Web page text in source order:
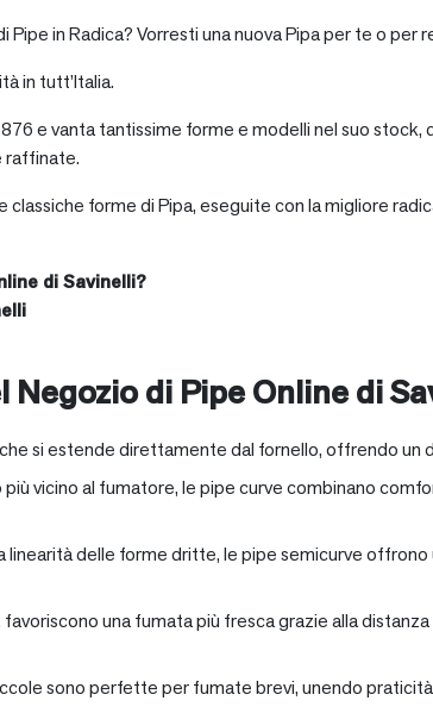
Pipe in Radica? Vorresti una nuova Pipa per te o per
in tutt’Italia.
e vanta tantissime forme e modelli nel suo stock,
raffinate.
forme di Pipa, eseguite con la migliore
di Savinelli?
di Pipe Online di
si estende direttamente dal fornello, offrendo un
vicino al fumatore, le pipe curve combinano
linearità delle forme dritte, le pipe semicurve
una fumata più fresca grazie alla
sono perfette per fumate brevi, unendo